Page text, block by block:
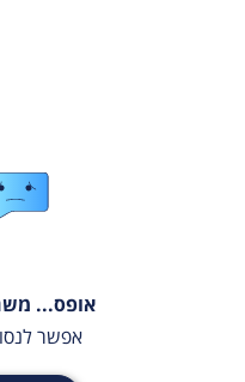
אופס...
אפשר